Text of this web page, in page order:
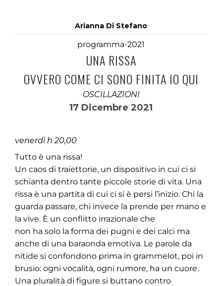
Arianna Di Stefano
programma-2021
UNA RISSA
OVVERO COME CI SONO FINITA IO QUI
OSCILLAZIONI
17 Dicembre 2021
venerdì h 20,00
Tutto è una rissa!
Un caos di traiettorie, un dispositivo in cui ci si
schianta dentro tante piccole storie di vita. Una
rissa è una partita di cui ci si è persi l’inizio. Chi la
guarda passare, chi invece la prende per mano e
la vive. È un conflitto irrazionale che
non ha solo la forma dei pugni e dei calci ma
anche di una baraonda emotiva. Le parole da
nitide si confondono prima in grammelot, poi in
brusio: ogni vocalità, ogni rumore, ha un cuore.
Una pluralità di figure si buttano contro